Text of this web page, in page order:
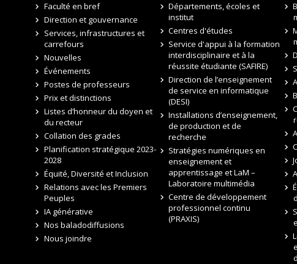
Faculté en bref
Direction et gouvernance
Services, infrastructures et
carrefours
Nouvelles
Événements
Postes de professeurs
Prix et distinctions
Listes d’honneur du doyen et
du recteur
Collation des grades
Planification stratégique 2023-
2028
Équité, Diversité et Inclusion
Relations avec les Premiers
Peuples
IA générative
Nos baladodiffusions
Nous joindre
Départements, écoles et
institut
Centres d'études
Service d'appui à la formation
interdisciplinaire et à la
réussite étudiante (SAFIRE)
Direction de l’enseignement
de service en informatique
(DESI)
Installations d’enseignement,
de production et de
recherche
Stratégies numériques en
enseignement et
apprentissage et LaM –
Laboratoire multimédia
Centre de développement
professionnel continu
(PRAXIS)